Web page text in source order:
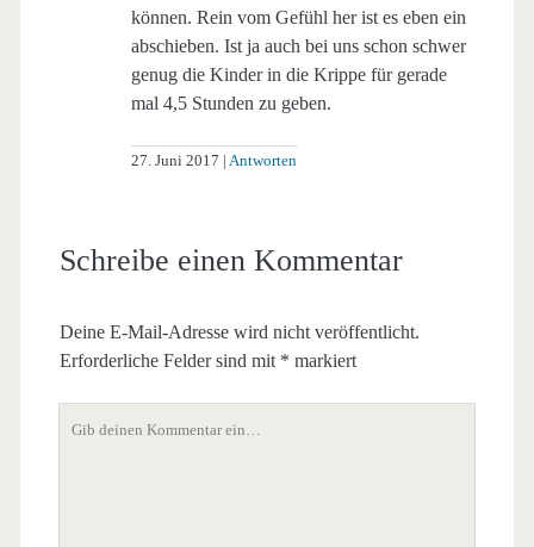
können. Rein vom Gefühl her ist es eben ein
abschieben. Ist ja auch bei uns schon schwer
genug die Kinder in die Krippe für gerade
mal 4,5 Stunden zu geben.
27. Juni 2017 Antworten
Schreibe einen Kommentar
Deine E-Mail-Adresse wird nicht veröffentlicht.
Erforderliche Felder sind mit * markiert